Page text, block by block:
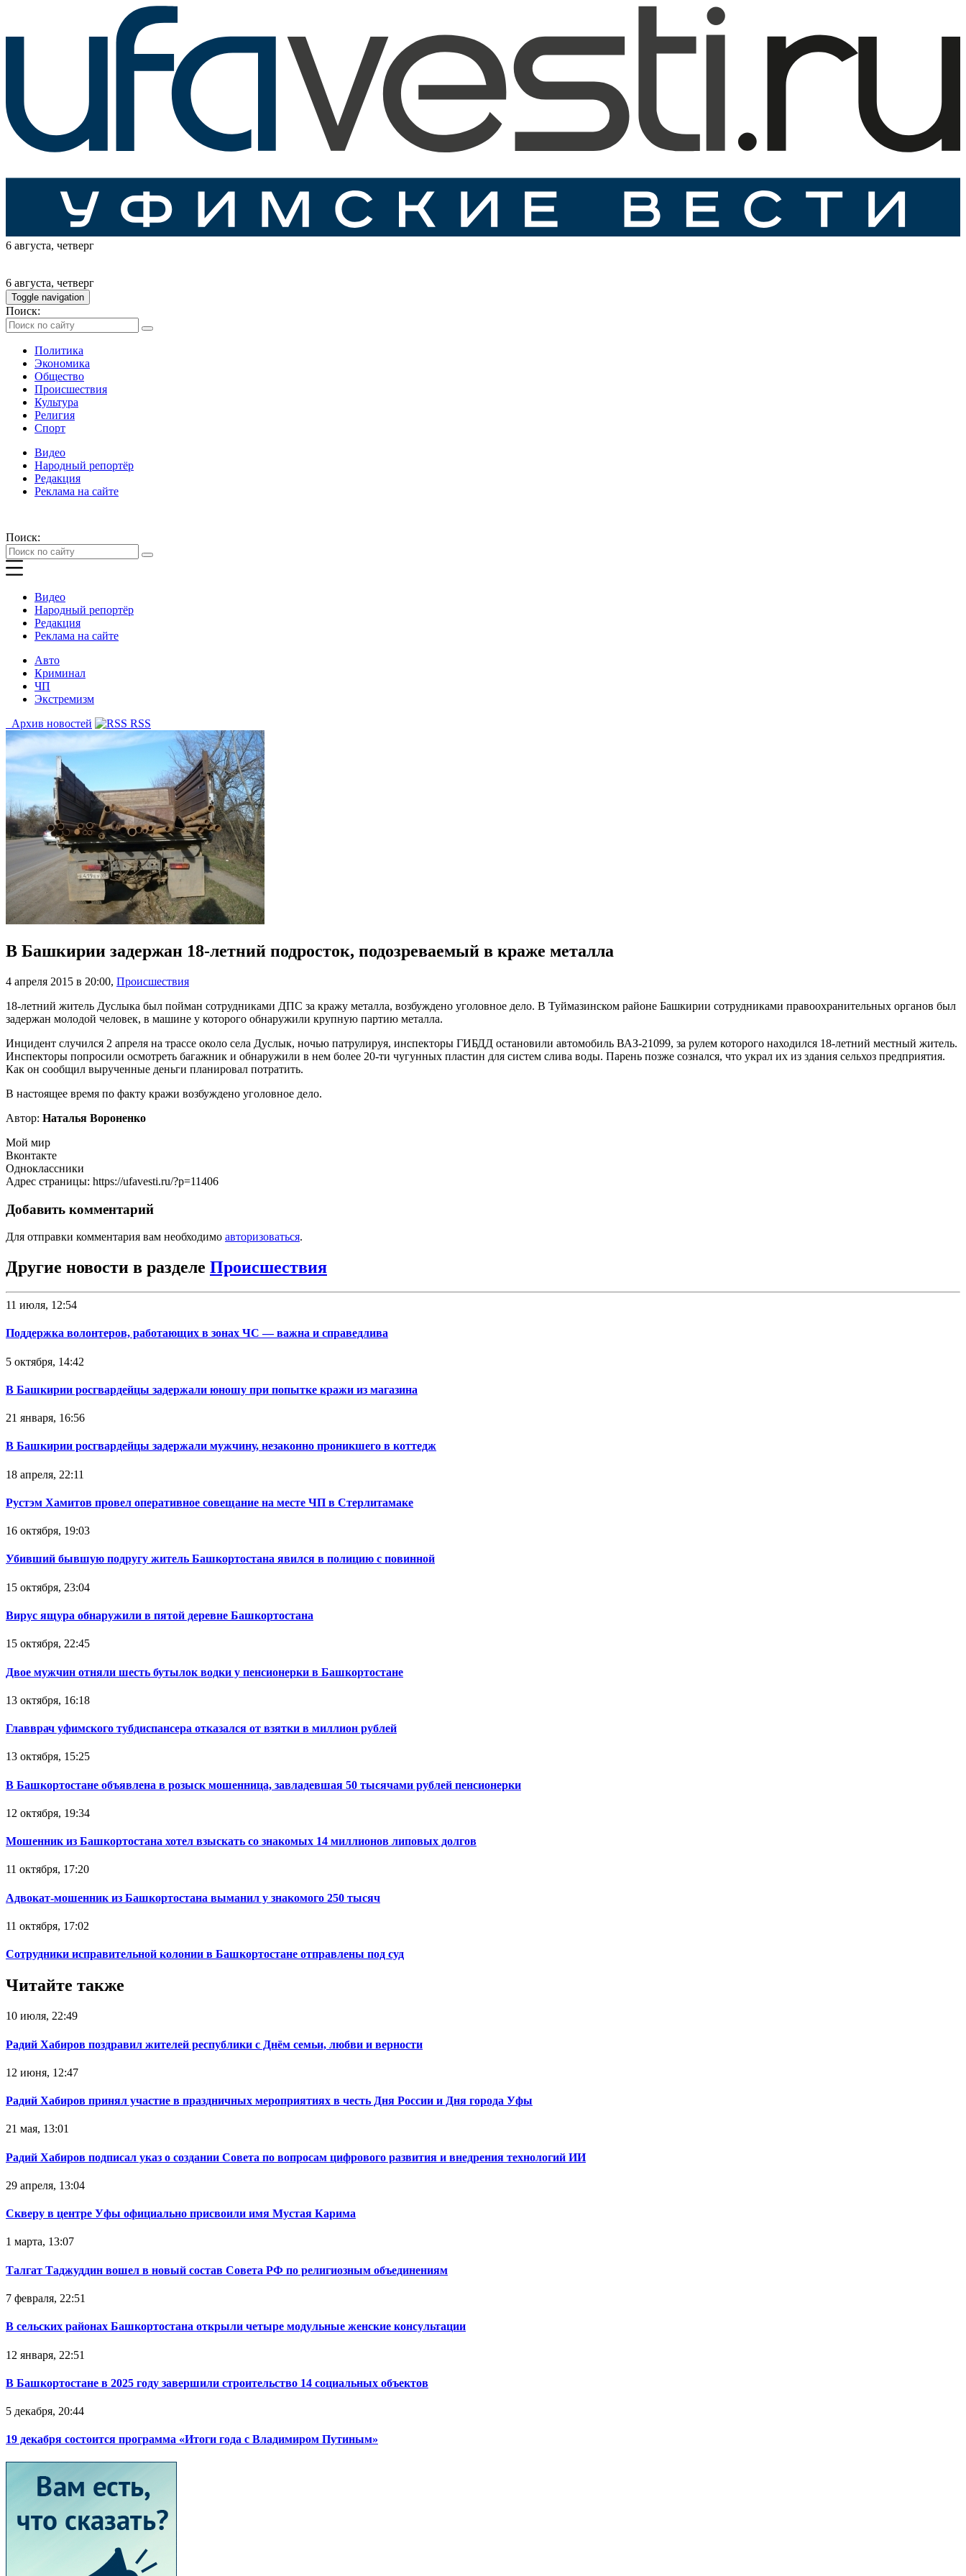
6 августа, четверг
6 августа, четверг
Toggle navigation
Поиск:
Политика
Экономика
Общество
Происшествия
Культура
Религия
Спорт
Видео
Народный репортёр
Редакция
Реклама на сайте
Поиск:
Видео
Народный репортёр
Редакция
Реклама на сайте
Авто
Криминал
ЧП
Экстремизм
Архив новостей
RSS
В Башкирии задержан 18-летний подросток, подозреваемый в краже металла
4 апреля 2015 в 20:00, Происшествия
18-летний житель Дуслыка был пойман сотрудниками ДПС за кражу металла, возбуждено уголовное дело. В Туймазинском районе Башкирии сотрудниками правоохранительных органов был
задержан молодой человек, в машине у которого обнаружили крупную партию металла.
Инцидент случился 2 апреля на трассе около села Дуслык, ночью патрулируя, инспекторы ГИБДД остановили автомобиль ВАЗ-21099, за рулем которого находился 18-летний местный житель.
Инспекторы попросили осмотреть багажник и обнаружили в нем более 20-ти чугунных пластин для систем слива воды. Парень позже сознался, что украл их из здания сельхоз предприятия.
Как он сообщил вырученные деньги планировал потратить.
В настоящее время по факту кражи возбуждено уголовное дело.
Автор: Наталья Вороненко
Мой мир
Вконтакте
Одноклассники
Адрес страницы: https://ufavesti.ru/?p=11406
Добавить комментарий
Для отправки комментария вам необходимо авторизоваться.
Другие новости в разделе Происшествия
11 июля, 12:54
Поддержка волонтеров, работающих в зонах ЧС — важна и справедлива
5 октября, 14:42
В Башкирии росгвардейцы задержали юношу при попытке кражи из магазина
21 января, 16:56
В Башкирии росгвардейцы задержали мужчину, незаконно проникшего в коттедж
18 апреля, 22:11
Рустэм Хамитов провел оперативное совещание на месте ЧП в Стерлитамаке
16 октября, 19:03
Убивший бывшую подругу житель Башкортостана явился в полицию с повинной
15 октября, 23:04
Вирус ящура обнаружили в пятой деревне Башкортостана
15 октября, 22:45
Двое мужчин отняли шесть бутылок водки у пенсионерки в Башкортостане
13 октября, 16:18
Главврач уфимского тубдиспансера отказался от взятки в миллион рублей
13 октября, 15:25
В Башкортостане объявлена в розыск мошенница, завладевшая 50 тысячами рублей пенсионерки
12 октября, 19:34
Мошенник из Башкортостана хотел взыскать со знакомых 14 миллионов липовых долгов
11 октября, 17:20
Адвокат-мошенник из Башкортостана выманил у знакомого 250 тысяч
11 октября, 17:02
Сотрудники исправительной колонии в Башкортостане отправлены под суд
Читайте также
10 июля, 22:49
Радий Хабиров поздравил жителей республики с Днём семьи, любви и верности
12 июня, 12:47
Радий Хабиров принял участие в праздничных мероприятиях в честь Дня России и Дня города Уфы
21 мая, 13:01
Радий Хабиров подписал указ о создании Совета по вопросам цифрового развития и внедрения технологий ИИ
29 апреля, 13:04
Скверу в центре Уфы официально присвоили имя Мустая Карима
1 марта, 13:07
Талгат Таджуддин вошел в новый состав Совета РФ по религиозным объединениям
7 февраля, 22:51
В сельских районах Башкортостана открыли четыре модульные женские консультации
12 января, 22:51
В Башкортостане в 2025 году завершили строительство 14 социальных объектов
5 декабря, 20:44
19 декабря состоится программа «Итоги года с Владимиром Путиным»